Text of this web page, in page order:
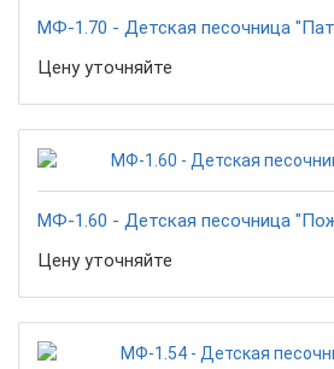
МФ-1.70 - Детская песочница
Цену уточняйте
МФ-1.60 - Детская песочница
Цену уточняйте